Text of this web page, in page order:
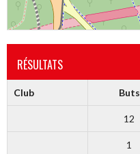
RÉSULTATS
Club Buts
12
1